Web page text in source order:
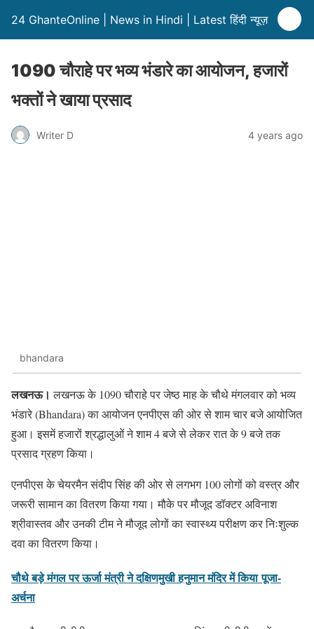
24 GhanteOnline | News in Hindi | Latest हिंदी न्यूज़
1090 चौराहे पर भव्य भंडारे का आयोजन, हजारों
भक्तों ने खाया प्रसाद
Writer D 4 years ago
bhandara
लखनऊ। लखनऊ के 1090 चौराहे पर जेष्ठ माह के चौथे मंगलवार को भव्य
भंडारे (Bhandara) का आयोजन एनपीएस की ओर से शाम चार बजे आयोजित
हुआ। इसमें हजारों श्रद्धालुओं ने शाम 4 बजे से लेकर रात के 9 बजे तक
प्रसाद ग्रहण किया।
एनपीएस के चेयरमैन संदीप सिंह की ओर से लगभग 100 लोगों को वस्त्र और
जरूरी सामान का वितरण किया गया। मौके पर मौजूद डॉक्टर अविनाश
श्रीवास्तव और उनकी टीम ने मौजूद लोगों का स्वास्थ्य परीक्षण कर निःशुल्क
दवा का वितरण किया।
चौथे बड़े मंगल पर ऊर्जा मंत्री ने दक्षिणमुखी हनुमान मंदिर में किया पूजा-
अर्चना